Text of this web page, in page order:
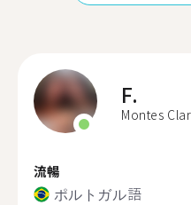
F.
Montes
流暢
ポルトガル語